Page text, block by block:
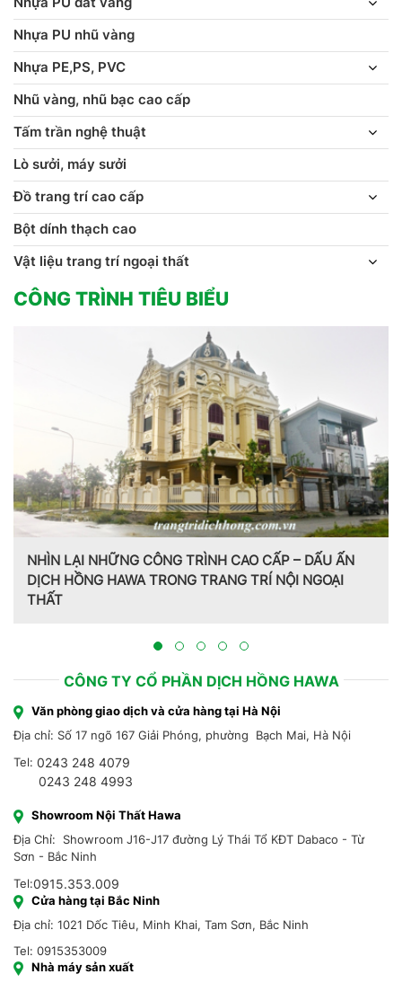
Nhựa PU nhũ vàng
Nhựa PE,PS, PVC
Nhũ vàng, nhũ bạc cao cấp
Tấm trần nghệ thuật
Lò sưởi, máy sưởi
Đồ trang trí cao cấp
Bột dính thạch cao
Vật liệu trang trí ngoại thất
CÔNG TRÌNH TIÊU BIỂU
NHÌN LẠI NHỮNG CÔNG TRÌNH CAO CẤP – DẤU ẤN
DỊCH HỒNG HAWA TRONG TRANG TRÍ NỘI NGOẠI
THẤT
CÔNG TY CỔ PHẦN DỊCH HỒNG HAWA
Văn phòng giao dịch và cửa hàng tại Hà Nội
Địa chỉ: Số 17 ngõ 167 Giải Phóng, phường Bạch Mai, Hà Nội
Tel: 0243 248 4079
0243 248 4993
Showroom Nội Thất Hawa
Địa Chỉ: Showroom J16-J17 đường Lý Thái Tổ KĐT Dabaco - Từ
Sơn - Bắc Ninh
Tel:0915.353.009
Cửa hàng tại Bắc Ninh
Địa chỉ: 1021 Dốc Tiêu, Minh Khai, Tam Sơn, Bắc Ninh
Tel: 0915353009
Nhà máy sản xuất